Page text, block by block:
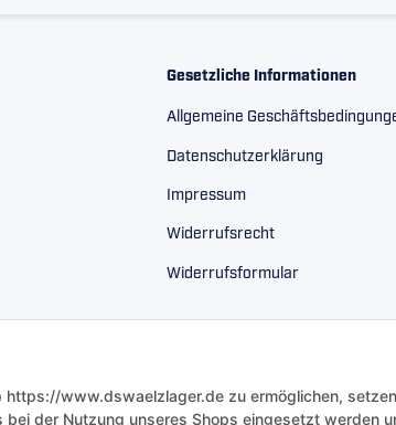
https://www.dswaelzlager.de zu ermöglichen,
der Nutzung unseres Shops eingesetzt werden
Gesetzliche Informationen
Allgemeine
Datenschutzerklärung
Impressum
Widerrufsrecht
Widerrufsformular